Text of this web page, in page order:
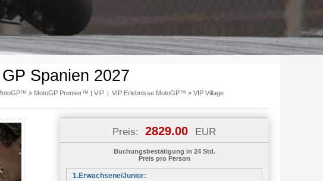
Spanien 2027
» MotoGP Premier™ | VIP | VIP Erlebnisse MotoGP™ » VIP Village
Preis: 2829.00 EUR
Buchungsbestätigung in 24 Std.
Preis pro Person
1.Erwachsene/Junior: